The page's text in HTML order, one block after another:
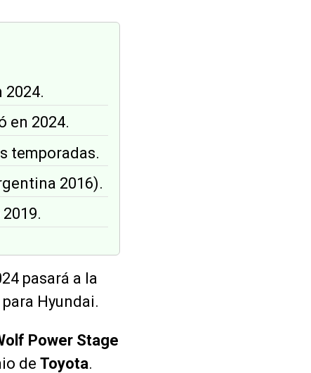
2024.
en 2024.
temporadas.
2016).
pasará a la
Hyundai.
Power Stage
de Toyota.